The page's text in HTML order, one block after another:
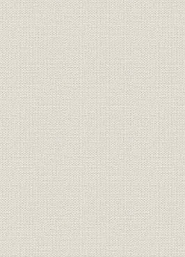
第17節 誤報の教訓
第18節 編集体制の整備と強化
第3章 通信変革期(岩本時代
第1節 岩本・再建体制
第2節 新段階迎えた機械化
第3節 国際局の発足
第4節 放送サービスの発展
第5節 安保条約改定
第6節 池田内閣発足